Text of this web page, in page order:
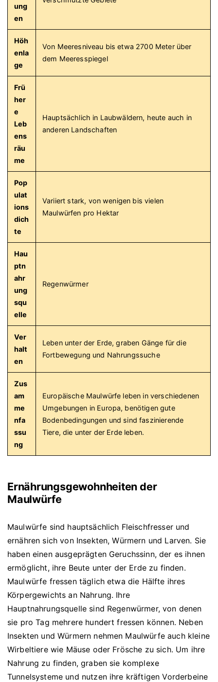
ung
en
Höh
enla
ge
Von Meeresniveau bis etwa 2700 Meter über
dem Meeresspiegel
Frü
her
e
Leb
ens
räu
me
Hauptsächlich in Laubwäldern, heute auch in
anderen Landschaften
Pop
ulat
ions
dich
te
Variiert stark, von wenigen bis vielen
Maulwürfen pro Hektar
Hau
ptn
ahr
ung
squ
elle
Regenwürmer
Ver
halt
en
Leben unter der Erde, graben Gänge für die
Fortbewegung und Nahrungssuche
Zus
am
me
nfa
ssu
ng
Europäische Maulwürfe leben in verschiedenen
Umgebungen in Europa, benötigen gute
Bodenbedingungen und sind faszinierende
Tiere, die unter der Erde leben.
Ernährungsgewohnheiten der
Maulwürfe
Maulwürfe sind hauptsächlich Fleischfresser und
ernähren sich von Insekten, Würmern und Larven. Sie
haben einen ausgeprägten Geruchssinn, der es ihnen
ermöglicht, ihre Beute unter der Erde zu finden.
Maulwürfe fressen täglich etwa die Hälfte ihres
Körpergewichts an Nahrung. Ihre
Hauptnahrungsquelle sind Regenwürmer, von denen
sie pro Tag mehrere hundert fressen können. Neben
Insekten und Würmern nehmen Maulwürfe auch kleine
Wirbeltiere wie Mäuse oder Frösche zu sich. Um ihre
Nahrung zu finden, graben sie komplexe
Tunnelsysteme und nutzen ihre kräftigen Vorderbeine